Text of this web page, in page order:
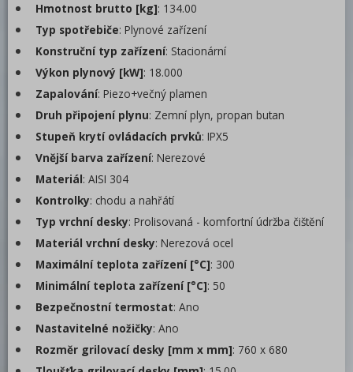
Stolní zařízení
Příprava masa a zeleniny
Pizza program
Konvektomaty
Trouby pro rychlou přípravu
Šokery
Chlazení
Mycí program
Změkčovače
Distribuce jídel, gastronádoby
Barové zařízení, kávovary
REDFOX
Hmotnost brutto [kg]: 134.00
Typ spotřebiče: Plynové zařízení
Konstruční typ zařízení: Stacionární
Výkon plynový [kW]: 18.000
Zapalování: Piezo+večný plamen
Druh připojení plynu: Zemní plyn, propan butan
Stupeň krytí ovládacích prvků: IPX5
Vnější barva zařízení: Nerezové
Materiál: AISI 304
Kontrolky: chodu a nahřátí
Typ vrchní desky: Prolisovaná - komfortní údržba čištění
Materiál vrchní desky: Nerezová ocel
Maximální teplota zařízení [°C]: 300
Minimální teplota zařízení [°C]: 50
Bezpečnostní termostat: Ano
Nastavitelné nožičky: Ano
Rozměr grilovací desky [mm x mm]: 760 x 680